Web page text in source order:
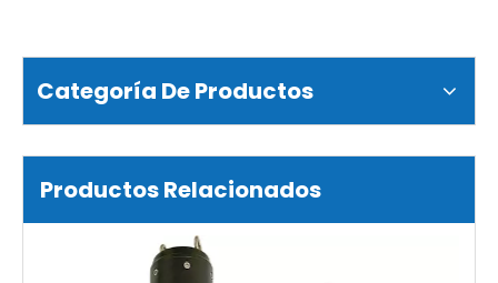
Categoría De Productos
Productos Relacionados